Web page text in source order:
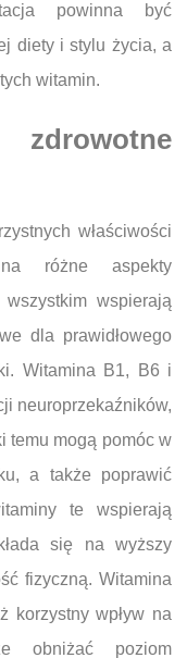
powinna być
diety i stylu życia, a
witamin.
właściwości
różne aspekty
wspierają
dla prawidłowego
Witamina B1, B6 i
neuroprzekaźników,
temu mogą pomóc w
a także poprawić
te wspierają
się na wyższy
fizyczną. Witamina
korzystny wpływ na
obniżać poziom